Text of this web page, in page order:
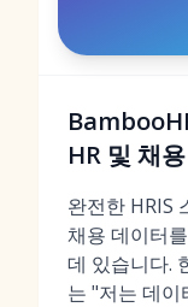
HR 및 채
완전한 HRIS
채용 데이터
데 있습니다.
는 "저는 데이